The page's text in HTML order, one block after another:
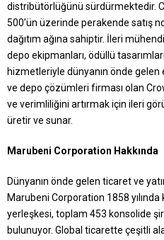
distribütörlüğünü sürdürmektedir.
500’ün üzerinde perakende satış
dağıtım ağına sahiptir. İleri
depo ekipmanları, ödüllü
hizmetleriyle dünyanın önde gelen
ve depo çözümleri firması olan
ve verimliliğini artırmak için ileri
üretir ve sunar.
Marubeni Corporation Hakkında
Dünyanın önde gelen ticaret ve
Marubeni Corporation 1858
yerleşkesi, toplam 453 konsolide
bulunuyor. Global ticarette çeşitli